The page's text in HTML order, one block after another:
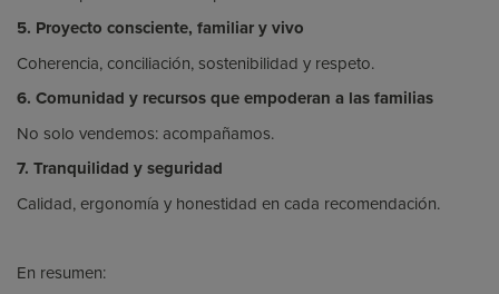
5. Proyecto consciente, familiar y vivo
Coherencia, conciliación, sostenibilidad y respeto.
6. Comunidad y recursos que empoderan a las familias
No solo vendemos: acompañamos.
7. Tranquilidad y seguridad
Calidad, ergonomía y honestidad en cada recomendación.
En resumen: